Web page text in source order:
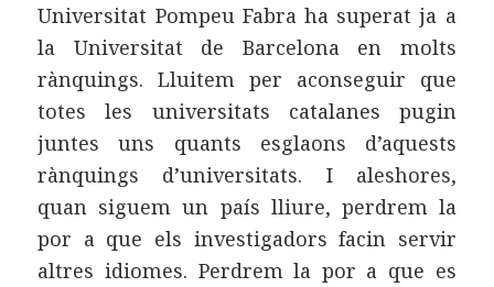
Universitat Pompeu Fabra ha superat ja a
la Universitat de Barcelona en molts
rànquings. Lluitem per aconseguir que
totes les universitats catalanes pugin
juntes uns quants esglaons d’aquests
rànquings d’universitats. I aleshores,
quan siguem un país lliure, perdrem la
por a que els investigadors facin servir
altres idiomes. Perdrem la por a que es